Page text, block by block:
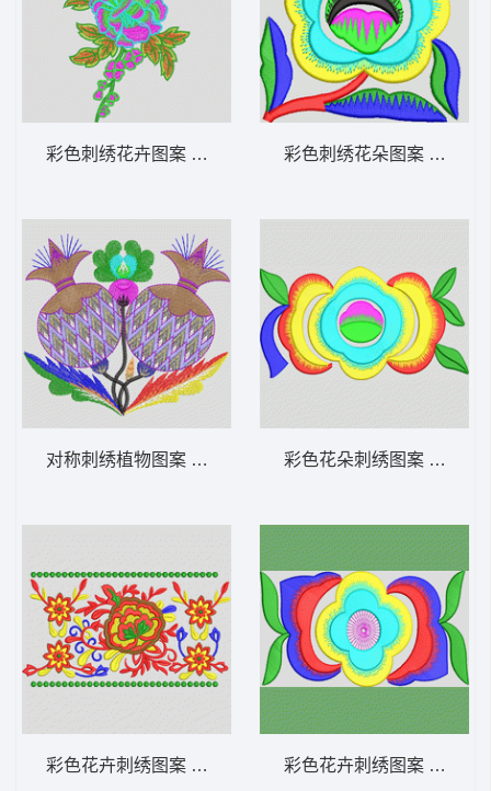
彩色刺绣花卉图案 靓花
对称刺绣植物图案 水果
彩色花卉刺绣图案 条形
彩色刺绣花朵图案 简单花
彩色花朵刺绣图案 简单花
彩色花卉刺绣图案 简单花